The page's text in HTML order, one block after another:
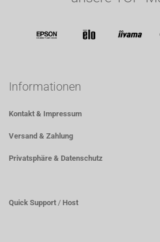
Informationen
Kontakt & Impressum
Versand & Zahlung
Privatsphäre & Datenschutz
Quick Support / Host